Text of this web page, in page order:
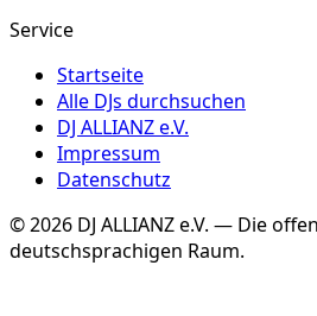
Service
Startseite
Alle DJs durchsuchen
DJ ALLIANZ e.V.
Impressum
Datenschutz
©2026 DJ ALLIANZ e.V. — Die
deutschsprachigen Raum.